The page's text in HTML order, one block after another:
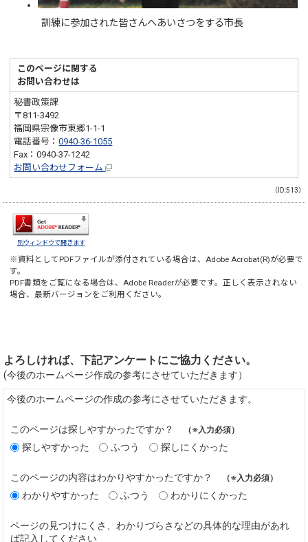
訓練に参加された皆さんへあいさつをする市長
このページに関する
お問い合わせは
秘書政策課
〒811-3492
福岡県宗像市東郷1-1-1
電話番号：0940-36-1055
Fax：0940-37-1242
お問い合わせフォーム
（ID:513）
別ウィンドウで開きます
※資料としてPDFファイルが添付されている場合は、Adobe Acrobat(R)が必要で
す。
PDF書類をご覧になる場合は、Adobe Readerが必要です。正しく表示されない
場合、最新バージョンをご利用ください。